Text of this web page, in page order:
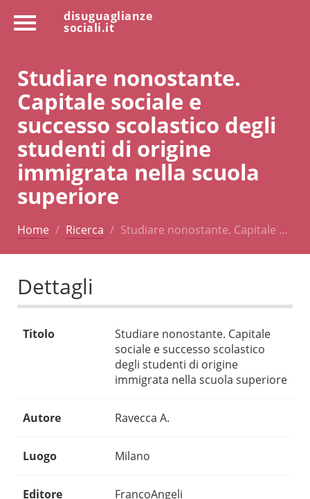
disuguaglianze
sociali.it
Studiare nonostante.
Capitale sociale e
successo scolastico degli
studenti di origine
immigrata nella scuola
superiore
Home Ricerca Studiare nonostante. Capitale …
Dettagli
Titolo
Studiare nonostante. Capitale
sociale e successo scolastico
degli studenti di origine
immigrata nella scuola superiore
Autore Ravecca A.
Luogo Milano
Editore FrancoAngeli